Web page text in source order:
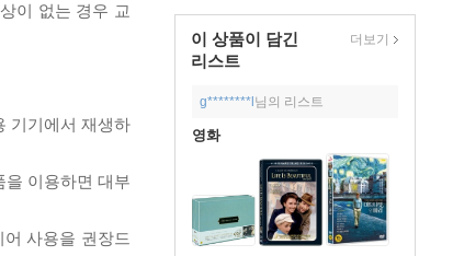
이 상품이 담긴
리스트
더보기
g********l님의 리스트
영화
이 없는 경우 교
기기에서 재생하
이용하면 대부
사용을 권장드